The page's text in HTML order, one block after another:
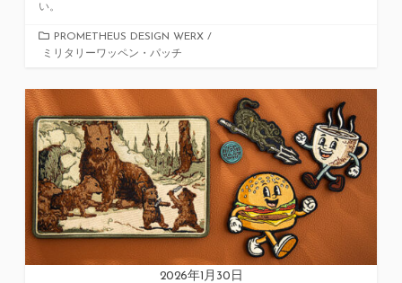
い。
カ
テ
リ
ー
PROMETHEUS DESIGN WERX /
ミリタリーワッペン・パッチ
2026年1月30日